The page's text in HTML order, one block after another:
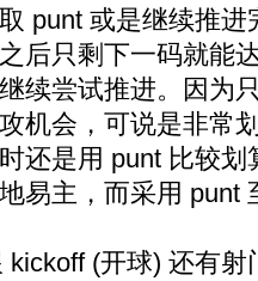
punt 或是继续推进
后只剩下一码就能
续尝试推进。因为
机会，可说是非常
还是用 punt 比较
易主，而采用 punt
(开球) 还有